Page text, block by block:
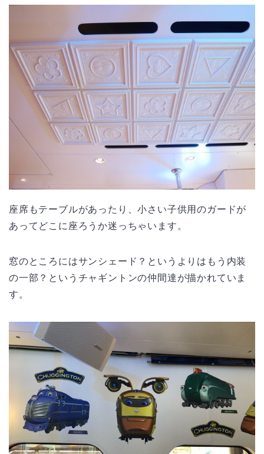
座席もテーブルがあったり、小さい子供用のガードが
あってどこに座ろうか迷っちゃいます。
窓のところにはサンシェード？というよりはもう内装
の一部？というチャギントンの仲間達が描かれていま
す。